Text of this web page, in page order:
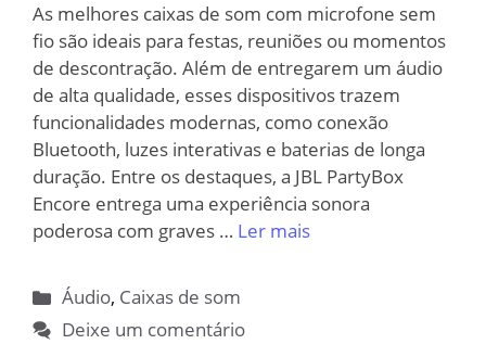
As melhores caixas de som com microfone sem
fio são ideais para festas, reuniões ou momentos
de descontração. Além de entregarem um áudio
de alta qualidade, esses dispositivos trazem
funcionalidades modernas, como conexão
Bluetooth, luzes interativas e baterias de longa
duração. Entre os destaques, a JBL PartyBox
Encore entrega uma experiência sonora
poderosa com graves … Ler mais
Categorias
Áudio, Caixas de som
Deixe um comentário